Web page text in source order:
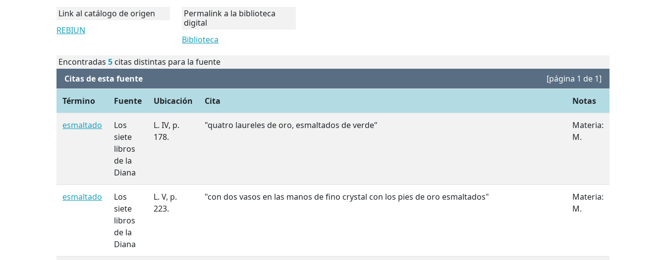
Link al catálogo de origen
REBIUN
Permalink a la biblioteca
digital
Biblioteca
Encontradas 5 citas distintas para la fuente
Citas de esta fuente
[página 1 de 1]
Término Fuente Ubicación Cita Notas
esmaltado
Los
siete
libros
de la
Diana
L. IV, p.
178.
"quatro laureles de oro, esmaltados de verde"
Materia:
M.
esmaltado
Los
siete
libros
de la
Diana
L. V, p.
223.
"con dos vasos en las manos de fino crystal con los pies de oro esmaltados"
Materia:
M.